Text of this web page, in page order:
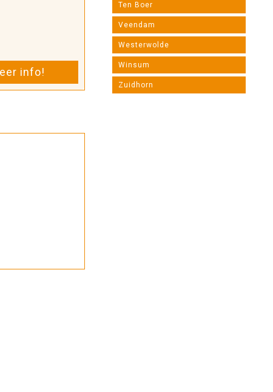
info!
Ten Boer
Veendam
Westerwolde
Winsum
Zuidhorn